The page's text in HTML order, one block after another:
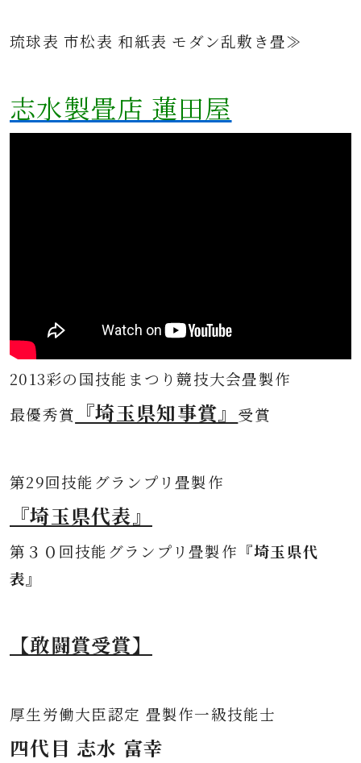
琉球表 市松表 和紙表 モダン乱敷き畳≫
志水製畳店 蓮田屋
2013彩の国技能まつり競技大会畳製作
最優秀賞
『埼玉県知事賞』 受賞
第29回技能グランプリ畳製作
『埼玉県代表』
第３０ 回技能グランプリ畳製作 『埼玉県代
表』
【敢闘賞受賞】
厚生労働大臣認定 畳製作一級技能士
四代目 志水 富幸